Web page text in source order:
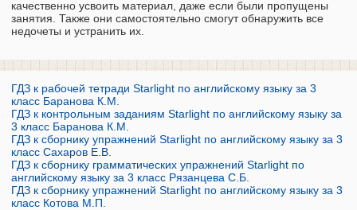
качественно усвоить материал, даже если были пропущены
занятия. Также они самостоятельно смогут обнаружить все
недочеты и устранить их.
ГДЗ к рабочей тетради Starlight по английскому языку за 3
класс Баранова К.М.
ГДЗ к контрольным заданиям Starlight по английскому языку за
3 класс Баранова К.М.
ГДЗ к сборнику упражнений Starlight по английскому языку за 3
класс Сахаров Е.В.
ГДЗ к сборнику грамматических упражнений Starlight по
английскому языку за 3 класс Рязанцева С.Б.
ГДЗ к сборнику упражнений Starlight по английскому языку за 3
класс Котова М.П.